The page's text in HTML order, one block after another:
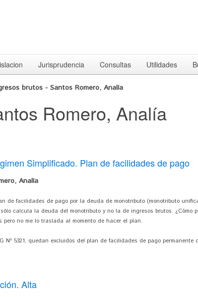
Jurisprudencia Consultas Utilidades
brutos - Santos Romero, Analía
Romero, Analía
Simplificado. Plan de facilidades de pago
Analía
de facilidades de pago por la deuda de monotributo (monotributo
calcula la deuda del monotributo y no la de ingresos brutos. ¿Cómo
no me lo traslada al momento de hacer el plan.
Nº 5321, quedan excluidos del plan de facilidades de pago permanente
Alta